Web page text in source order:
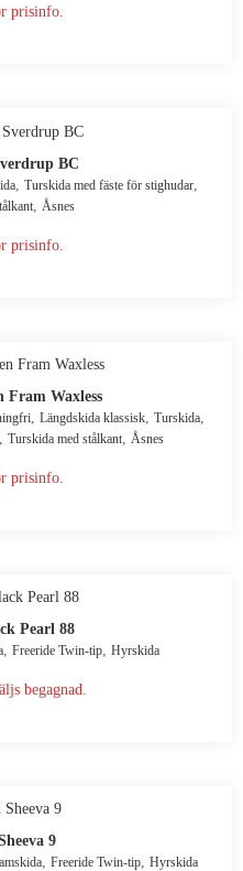
prisinfo.
BC
Turskida med fäste för stighudar
Åsnes
prisinfo.
Fram Waxless
, Längdskida klassisk, Turskida,
Turskida med stålkant Åsnes
prisinfo.
Pearl 88
, Freeride Twin-tip, Hyrskida
begagnad.
9
, Freeride Twin-tip, Hyrskida